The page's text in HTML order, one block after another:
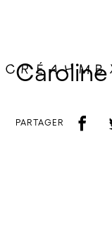
Caroline
PARTAGER f